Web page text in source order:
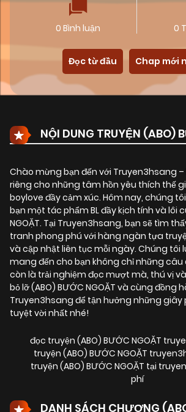
0 Bình luận 0
Đọc từ đầu Chap mới
NỘI DUNG TRUYỆN (ABO)
Chào mừng bạn đến với Truyen3hsang
riêng cho những tâm hồn yêu thích thế
boylove đầy cảm xúc. Hôm nay, chúng
bạn một tác phẩm BL đầy kịch tính và lôi
NGOẶT. Tại Truyen3hsang, bạn sẽ tìm
tranh phong phú với hàng ngàn tựa
và cập nhật liên tục mỗi ngày. Chúng tôi
mang đến cho bạn không chỉ những
còn là trải nghiệm đọc mượt mà, thú vị
bỏ lỡ (ABO) BƯỚC NGOẶT và cùng đồng
Truyen3hsang để tận hưởng những giây
tuyệt vời nhất nhé!
đọc truyện (ABO) BƯỚC NGOẶT
truyện (ABO) BƯỚC NGOẶT
truyện (ABO) BƯỚC NGOẶT tại
phí
DANH SÁCH CHƯƠNG